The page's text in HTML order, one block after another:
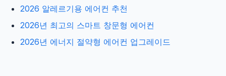
2026 알레르기용 에어컨 추천
2026년 최고의 스마트 창문형 에어컨
2026년 에너지 절약형 에어컨 업그레이드